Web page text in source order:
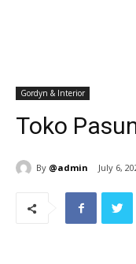
Gordyn & Interior
Toko
By @admin July 6,